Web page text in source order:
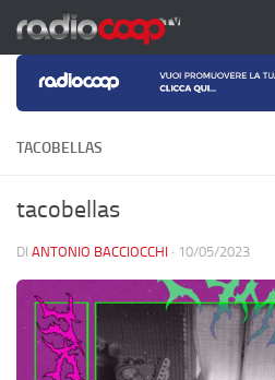
Salta al contenuto
TACOBELLAS
tacobellas
DI ANTONIO BACCIOCCHI · 10/05/2023